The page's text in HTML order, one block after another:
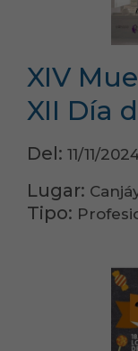
XIV
XII Día
Del: 11/11/
Lugar:
Tipo: